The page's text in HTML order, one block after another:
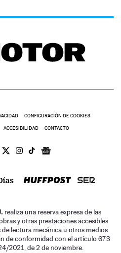
CONFIGURACIÓN DE COOKIES
ACCESIBILIDAD CONTACTO
realiza una reserva expresa de las
y otras prestaciones accesibles
de lectura mecánica u otros medios
de conformidad con el artículo 67.3
2021, de 2 de noviembre.